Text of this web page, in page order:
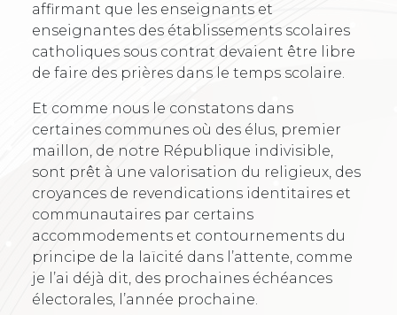
affirmant que les enseignants et
enseignantes des établissements scolaires
catholiques sous contrat devaient être libre
de faire des prières dans le temps scolaire.
Et comme nous le constatons dans
certaines communes où des élus, premier
maillon, de notre République indivisible,
sont prêt à une valorisation du religieux, des
croyances de revendications identitaires et
communautaires par certains
accommodements et contournements du
principe de la laïcité dans l’attente, comme
je l’ai déjà dit, des prochaines échéances
électorales, l’année prochaine.